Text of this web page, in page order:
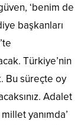
‘benim de
başkanları
Türkiye’nin
Bu süreçte oy
Adalet
yanımda’